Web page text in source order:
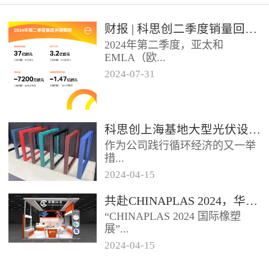
财报 | 科思创二季度销量回升，稳步推进转型
2024年第二季度，亚太和
EMLA（欧...
2024-07-31
科思创上海基地大型光伏设施投运，聚氨酯创新赋能绿色能源
作为公司践行循环经济的又一举
措...
位于科思创上海一体化基地的大
型分布式光伏发电项目已于日前
正式启用实现全容量并网发电该
项目使...
2024-04-15
共赴CHINAPLAS 2024，华顺兴业邀您一同探索，共塑未来！
“CHINAPLAS 2024 国际橡塑
展”...
2024-04-15